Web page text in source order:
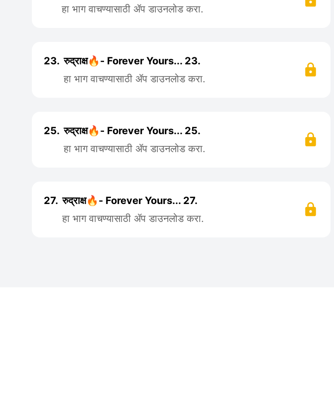
हा भाग वाचण्यासाठी ॲप डाउनलोड करा.
23. रुद्राक्ष🔥- Forever Yours... 23.
हा भाग वाचण्यासाठी ॲप डाउनलोड करा.
25. रुद्राक्ष🔥- Forever Yours... 25.
हा भाग वाचण्यासाठी ॲप डाउनलोड करा.
27. रुद्राक्ष🔥- Forever Yours... 27.
हा भाग वाचण्यासाठी ॲप डाउनलोड करा.